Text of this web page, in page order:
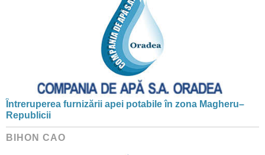
Întreruperea furnizării apei potabile în zona Magheru–
Republicii
BIHON CAO